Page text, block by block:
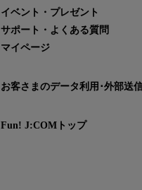
イベント・プレゼント
サポート・よくある質問
マイページ
お客さまのデータ利用･外部送
Fun! J:COMトップ